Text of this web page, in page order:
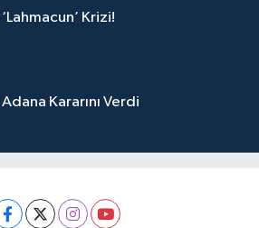
‘Lahmacun’ Krizi!
Adana Kararını Verdi